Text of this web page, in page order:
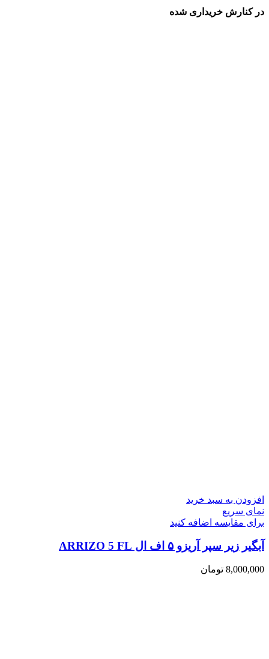
در کنارش خریداری شده
افزودن به سبد خرید
نمای سریع
برای مقایسه اضافه کنید
آبگیر زیر سپر آریزو ۵ اف ال ARRIZO 5 FL
8,000,000 تومان